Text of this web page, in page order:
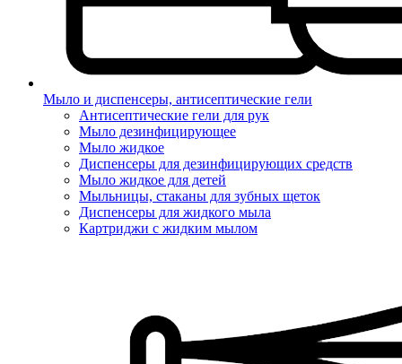
Мыло и диспенсеры, антисептические гели
Антисептические гели для рук
Мыло дезинфицирующее
Мыло жидкое
Диспенсеры для дезинфицирующих средств
Мыло жидкое для детей
Мыльницы, стаканы для зубных щеток
Диспенсеры для жидкого мыла
Картриджи с жидким мылом